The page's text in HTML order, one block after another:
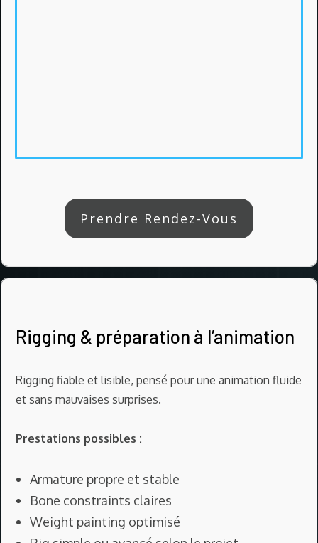
Prendre Rendez-Vous
Rigging & préparation à l’animation
Rigging fiable et lisible, pensé pour une animation fluide
et sans mauvaises surprises.
Prestations possibles :
Armature propre et stable
Bone constraints claires
Weight painting optimisé